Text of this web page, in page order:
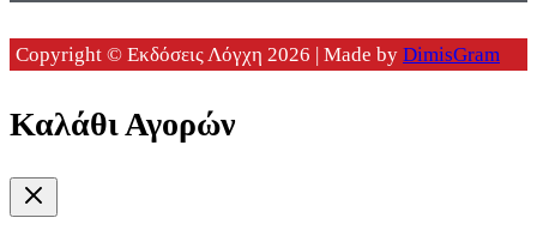
Copyright © Εκδόσεις Λόγχη 2026 | Made by DimisGram
Καλάθι Αγορών